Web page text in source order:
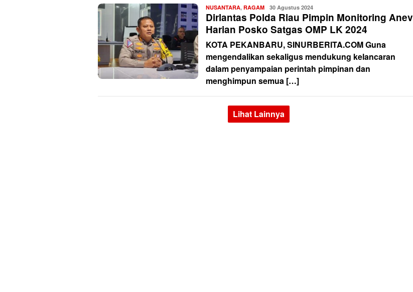
NUSANTARA, RAGAM Redaksi
30 Agustus 2024
Dirlantas Polda Riau Pimpin Monitoring Anev
Harian Posko Satgas OMP LK 2024
KOTA PEKANBARU, SINURBERITA.COM Guna
mengendalikan sekaligus mendukung kelancaran
dalam penyampaian perintah pimpinan dan
menghimpun semua […]
Lihat Lainnya